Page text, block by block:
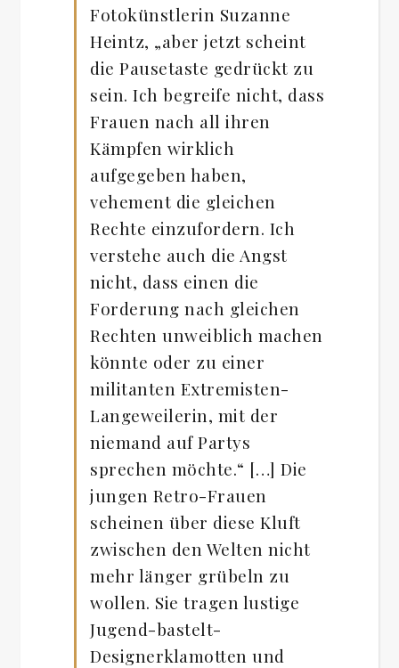
Fotokünstlerin Suzanne
Heintz, „aber jetzt scheint
die Pausetaste gedrückt zu
sein. Ich begreife nicht, dass
Frauen nach all ihren
Kämpfen wirklich
aufgegeben haben,
vehement die gleichen
Rechte einzufordern. Ich
verstehe auch die Angst
nicht, dass einen die
Forderung nach gleichen
Rechten unweiblich machen
könnte oder zu einer
militanten Extremisten-
Langeweilerin, mit der
niemand auf Partys
sprechen möchte.“ […] Die
jungen Retro-Frauen
scheinen über diese Kluft
zwischen den Welten nicht
mehr länger grübeln zu
wollen. Sie tragen lustige
Jugend-bastelt-
Designerklamotten und